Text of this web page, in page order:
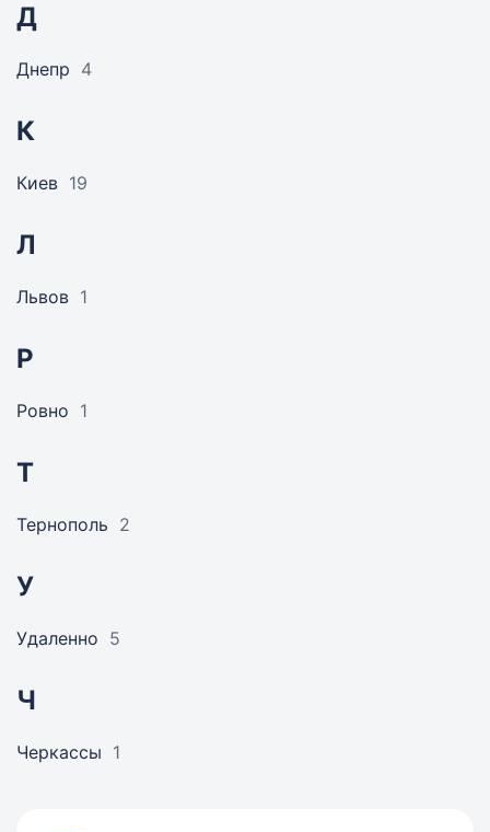
Д
Днепр 4
К
Киев 19
Л
Львов 1
Р
Ровно 1
Т
Тернополь 2
У
Удаленно 5
Ч
Черкассы 1